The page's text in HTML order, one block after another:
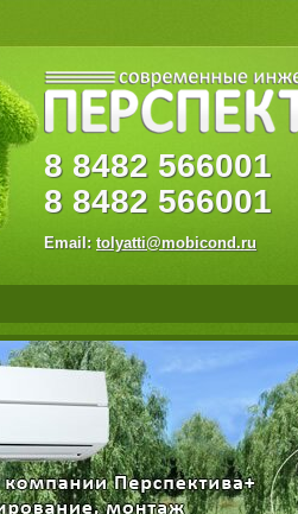
8 8482
8 8482 566001
Email: tolyatti@mobicond.ru